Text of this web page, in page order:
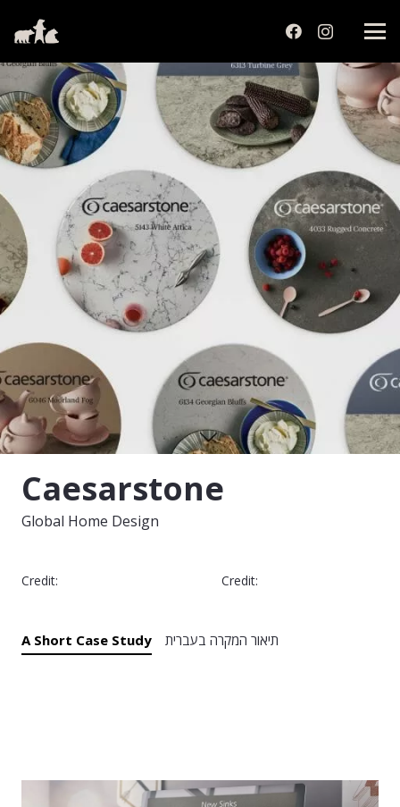
לֵב:
בְּאֲתָר
זֶה
מֻפְעֶלֶת
מַעֲרֶכֶת
נָגִישׁ
בִּקְלִיק
הַמְּסַיַּעַת
לִנְגִישׁוּת
Caesarstone
Global Home Design
Credit: Credit:
A Short Case Study תיאור המקרה בעברית